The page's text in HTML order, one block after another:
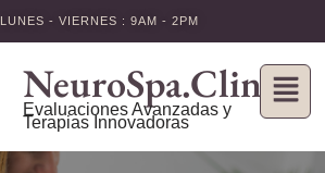
LUNES - VIERNES : 9AM - 2PM
NeuroSpa.Clinic
Evaluaciones Avanzadas y
Terapias Innovadoras